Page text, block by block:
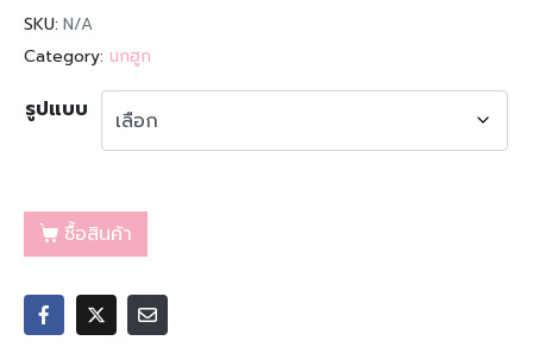
SKU: N/A
Category: นกฮูก
รูปแบบ
ซื้อสินค้า